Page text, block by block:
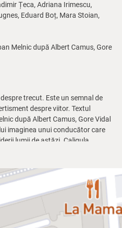
Țeca, Adriana Irimescu,
Eduard Boț, Mara Stoian,
Melnic după Albert Camus, Gore
trecut. Este un semnal de
despre viitor. Textul
după Albert Camus, Gore Vidal
imaginea unui conducător care
lumii de astăzi. Caligula
se ascunde aceeași
că vorbește despre cum se
arată ea. Despre cum frica,
creează loc pentru
cu pas, să acceptăm ceea ce